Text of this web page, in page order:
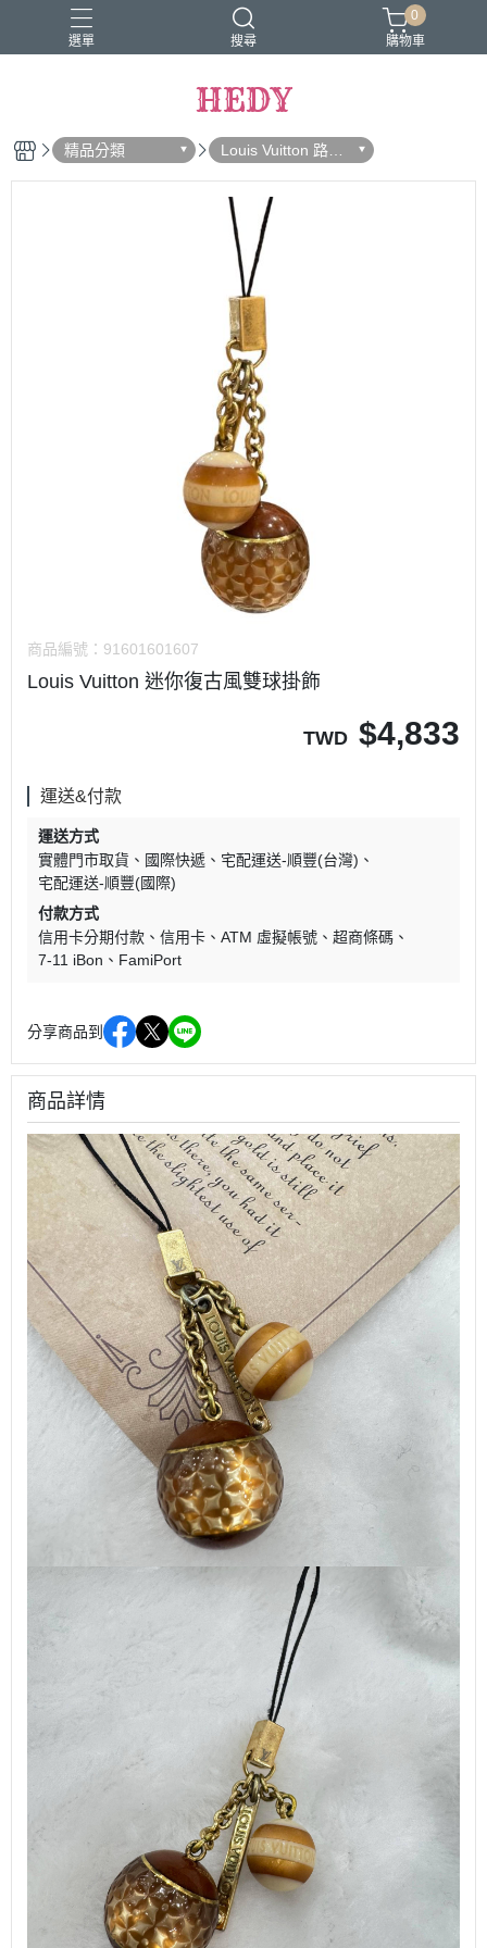
選單 搜尋
0
購物車
HEDY
精品分類
Louis Vuitton 路易
威登
商品編號： 91601601607
Louis Vuitton 迷你復古風雙球掛飾
TWD $4,833
運送&付款
運送方式
實體門市取貨
國際快遞
宅配運送-順豐(台灣)
宅配運送-順豐(國際)
付款方式
信用卡分期付款
信用卡 ATM 虛擬帳號
超商條碼
7-11 iBon
FamiPort
分享商品到
商品詳情